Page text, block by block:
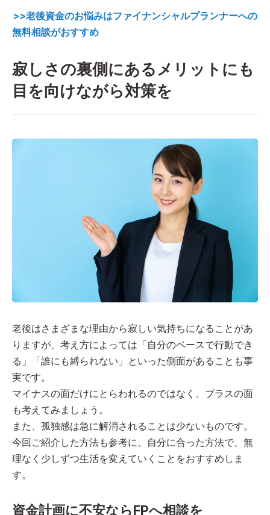
>>老後資金のお悩みはファイナンシャルプランナーへの
無料相談がおすすめ
寂しさの裏側にあるメリットにも
目を向けながら対策を
老後はさまざまな理由から寂しい気持ちになることがあ
りますが、考え方によっては「自分のペースで行動でき
る」「誰にも縛られない」といった側面があることも事
実です。
マイナスの面だけにとらわれるのではなく、プラスの面
も考えてみましょう。
また、孤独感は急に解消されることは少ないものです。
今回ご紹介した方法も参考に、自分に合った方法で、無
理なく少しずつ生活を変えていくことをおすすめしま
す。
資金計画に不安ならFPへ相談を